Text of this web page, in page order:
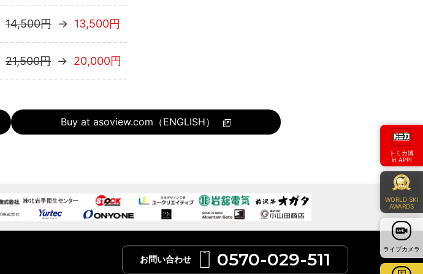
14,500円 → 13,500円
21,500円 → 20,000円
Buy at asoview.com（ENGLISH）
トミカ博
in APPI
WORLD SKI
AWARDS
ライブカメラ
お問い合わせ 0570-029-511